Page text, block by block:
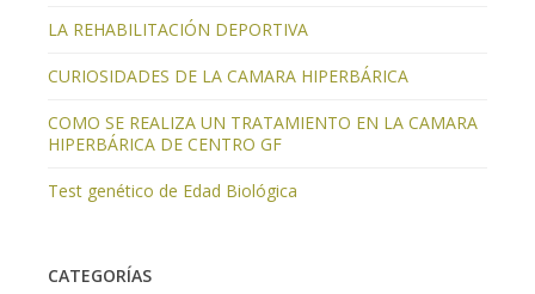
LA REHABILITACIÓN DEPORTIVA
CURIOSIDADES DE LA CAMARA HIPERBÁRICA
COMO SE REALIZA UN TRATAMIENTO EN LA CAMARA
HIPERBÁRICA DE CENTRO GF
Test genético de Edad Biológica
CATEGORÍAS